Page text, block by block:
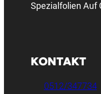
Spezialfolien Auf
KONTAKT
0512/347734